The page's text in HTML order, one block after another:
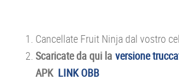
Cancellate Fruit Ninja dal vostro
Scaricate da qui la versione
APK LINK OBB